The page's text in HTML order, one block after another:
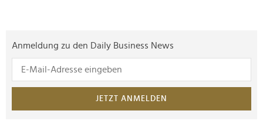
Anmeldung zu den Daily Business News
JETZT ANMELDEN